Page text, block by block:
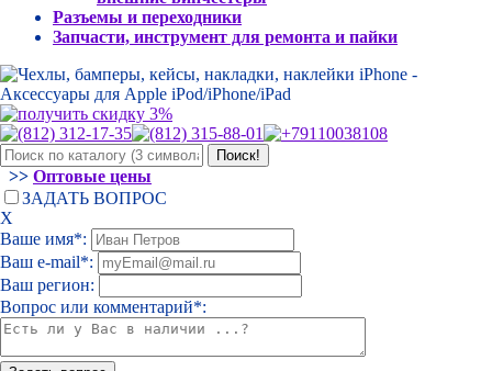
Разъемы и переходники
Запчасти, инструмент для ремонта и пайки
>> Оптовые цены
ЗАДАТЬ ВОПРОС
Х
Ваше имя*:
Ваш e-mail*:
Ваш регион:
Вопрос или комментарий*: